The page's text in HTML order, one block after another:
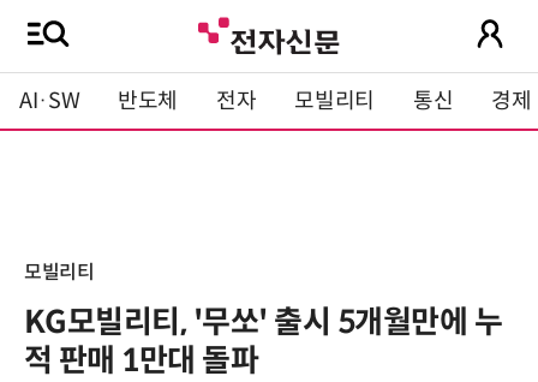
AI·SW 반도체 전자 모빌리티 통신 경제
모빌리티
KG모빌리티, '무쏘' 출시 5개월만에 누
적 판매 1만대 돌파